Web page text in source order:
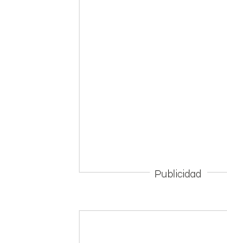
Publicidad